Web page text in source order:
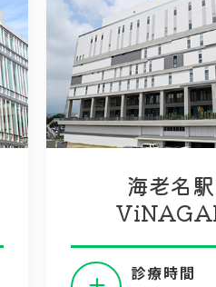
海老名
診療時間